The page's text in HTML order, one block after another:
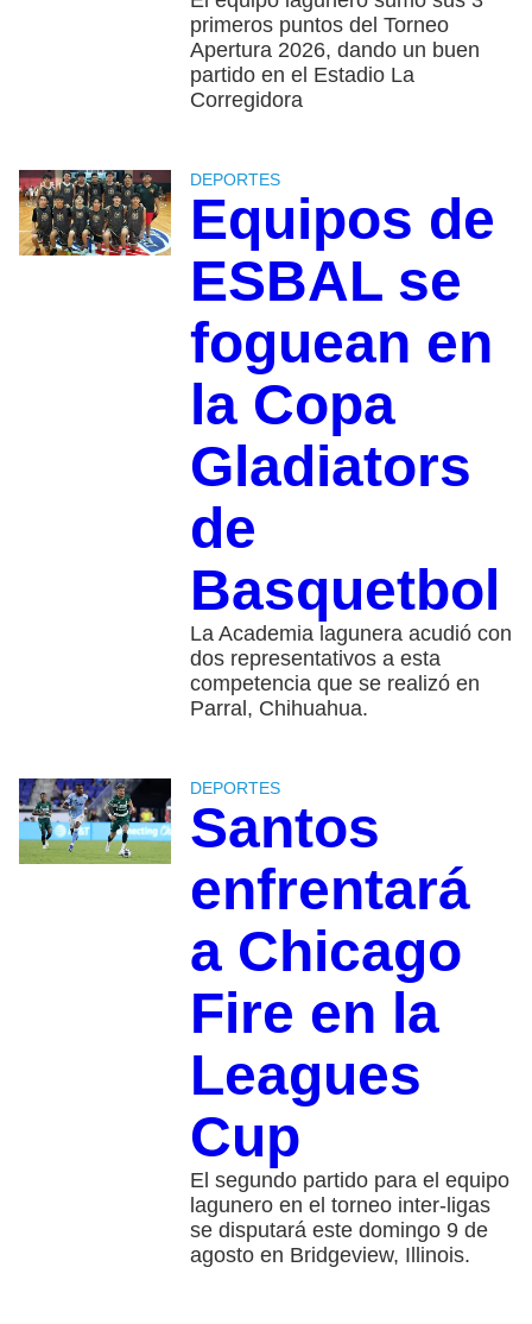
primeros puntos del Torneo
Apertura 2026, dando un buen
partido en el Estadio La
Corregidora
DEPORTES
Equipos de
ESBAL se
foguean en
la Copa
Gladiators
de
Basquetbol
La Academia lagunera acudió con
dos representativos a esta
competencia que se realizó en
Parral, Chihuahua.
DEPORTES
Santos
enfrentará
a Chicago
Fire en la
Leagues
Cup
El segundo partido para el equipo
lagunero en el torneo inter-ligas
se disputará este domingo 9 de
agosto en Bridgeview, Illinois.